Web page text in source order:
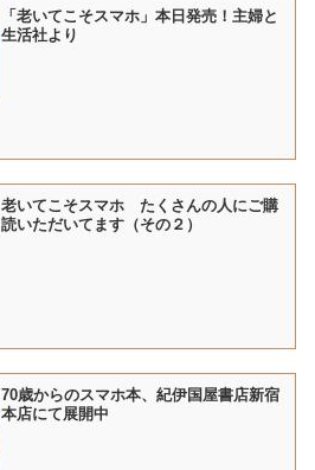
「老いてこそスマホ」本日発売！主婦と
生活社より
老いてこそスマホ たくさんの人にご購
読いただいてます（その２）
70歳からのスマホ本、紀伊国屋書店新宿
本店にて展開中